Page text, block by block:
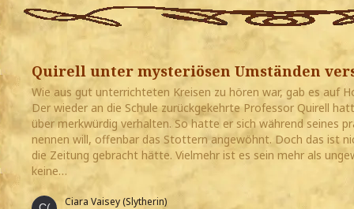
Quirell unter mysteriösen Umständen
Wie aus gut unterrichteten Kreisen zu hören war, gab es auf
Der wieder an die Schule zurückgekehrte Professor Quirell
über merkwürdig verhalten. So hatte er sich während seines
nennen will, offenbar das Stottern angewöhnt. Doch das ist
die Zeitung gebracht hätte. Vielmehr ist es sein mehr als
keine…
Ciara Vaisey (Slytherin)